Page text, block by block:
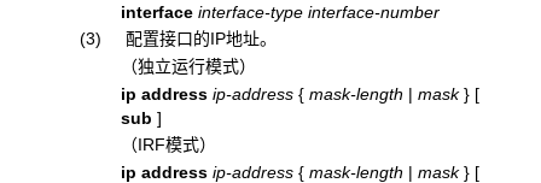
interfaceinterface-type interface-number
(3) 配置接口的IP地址。
（独立运行模式）
ip address ip-address { mask-length | mask } [
sub ]
（IRF模式）
ip address ip-address { mask-length | mask } [